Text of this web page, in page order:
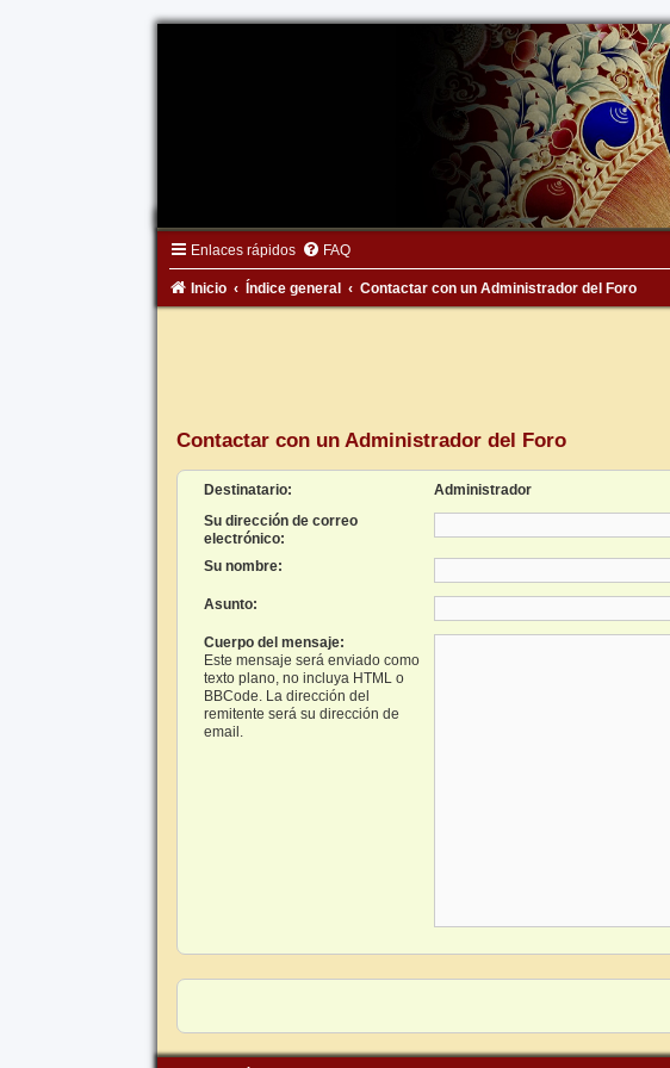
Enlaces rápidos FAQ
Inicio Índice general Contactar con un Administrador del Foro
Contactar con un Administrador del Foro
Destinatario:
Administrador
Su dirección de correo
electrónico:
Su nombre:
Asunto:
Cuerpo del mensaje:
Este mensaje será enviado como
texto plano, no incluya HTML o
BBCode. La dirección del
remitente será su dirección de
email.